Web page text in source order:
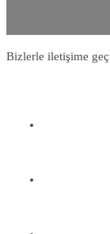
Bizlerle iletişime